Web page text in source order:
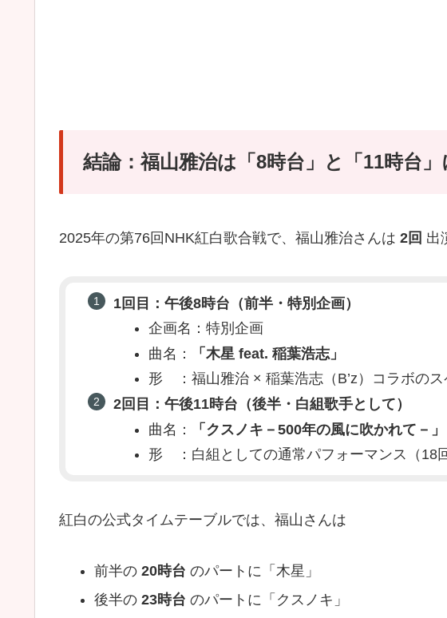
結論：福山雅治は「8時台」と「11時台」
2025年の第76回NHK紅白歌合戦で、福山雅治さんは 2回 出
1回目：午後8時台（前半・特別企画）
企画名：特別企画
曲名：
「木星 feat. 稲葉浩志」
形 ：福山雅治 × 稲葉浩志（B’z）コラボのス
2回目：午後11時台（後半・白組歌手として）
曲名：
「クスノキ－500年の風に吹かれて－」
形 ：白組としての通常パフォーマンス（18
紅白の公式タイムテーブルでは、福山さんは
前半の 20時台 のパートに「木星」
後半の 23時台 のパートに「クスノキ」